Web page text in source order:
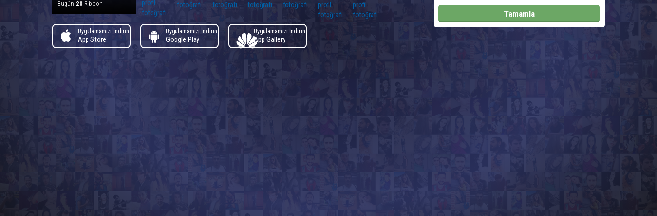
Bugün 20 Ribbon
Uygulamamızı İndirin
App Store
Uygulamamızı İndirin
Google Play
Uygulamamızı İndirin
App Gallery
Tamamla